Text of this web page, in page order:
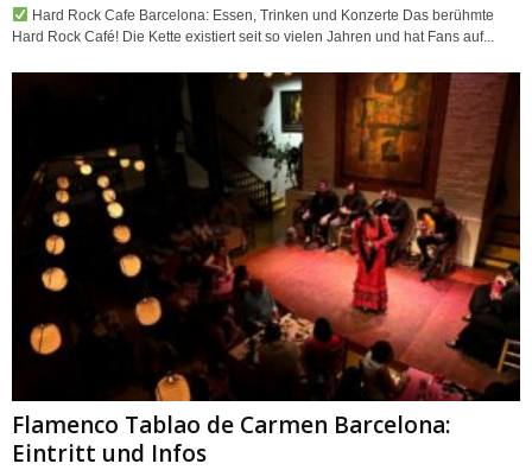
Hard Rock Cafe Barcelona: Essen, Trinken und Konzerte Das berühmte
Hard Rock Café! Die Kette existiert seit so vielen Jahren und hat Fans auf...
Flamenco Tablao de Carmen Barcelona:
Eintritt und Infos